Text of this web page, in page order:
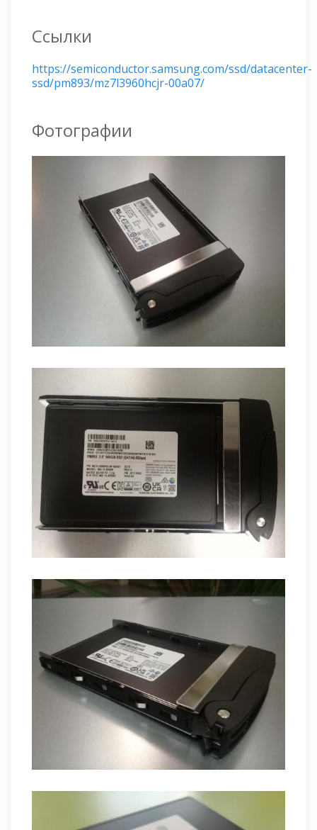
Ссылки
https://semiconductor.samsung.com/ssd/datacenter-
ssd/pm893/mz7l3960hcjr-00a07/
Фотографии